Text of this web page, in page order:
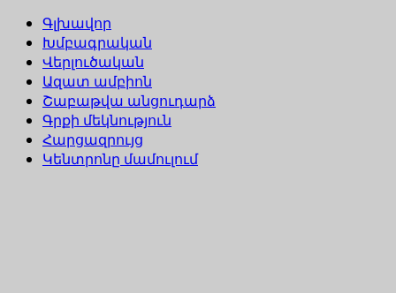
Գլխավոր
Խմբագրական
Վերլուծական
Ազատ ամբիոն
Շաբաթվա անցուդարձ
Գրքի մեկնություն
Հարցազրույց
Կենտրոնը մամուլում